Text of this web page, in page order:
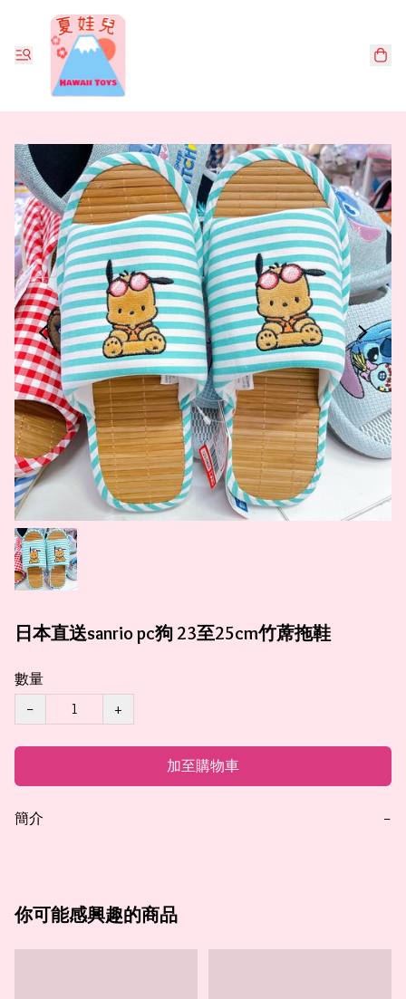
日本直送sanrio pc狗 23至25cm竹蓆拖鞋
數量
−
+
加至購物車
簡介 −
你可能感興趣的商品